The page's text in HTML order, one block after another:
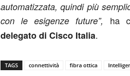
automatizzata, quindi più
con le esigenze future”,
ha
delegato di Cisco Italia.
TAGS connettività fibra ottica